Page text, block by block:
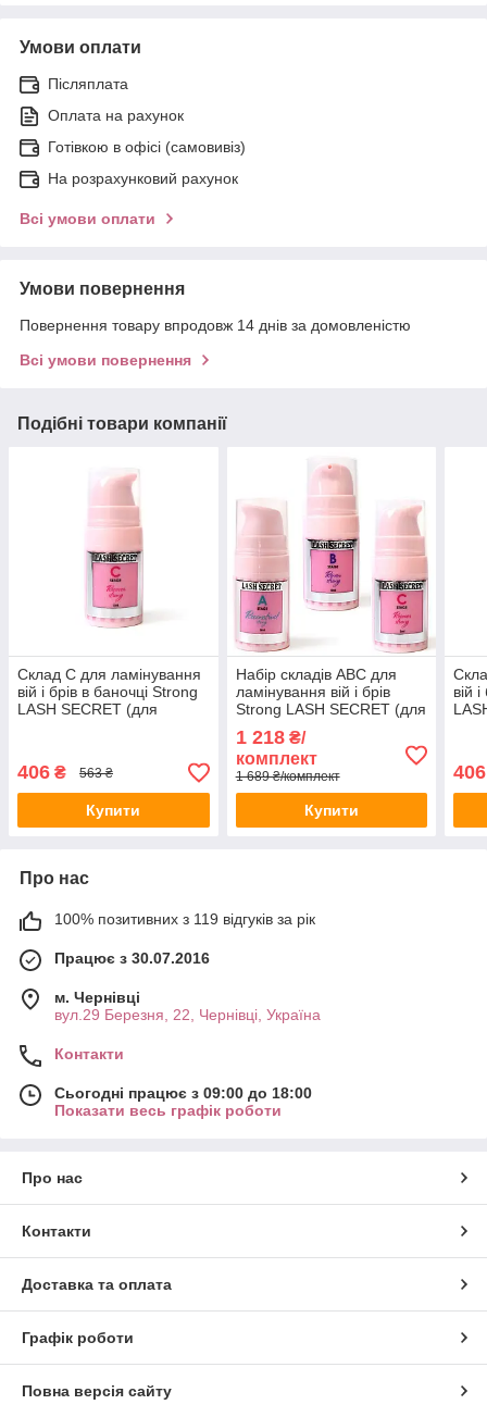
Умови оплати
Післяплата
Оплата на рахунок
Готівкою в офісі (самовивіз)
На розрахунковий рахунок
Всі умови оплати
Умови повернення
Повернення товару впродовж 14 днів за домовленістю
Всі умови повернення
Подібні товари компанії
Склад C для ламінування
вій і брів в баночці Strong
LASH SECRET (для
406 ₴ 563 ₴
Купити
Набір складів АВС для
ламінування вій і брів
Strong LASH SECRET (для
жорстких і щільних вій)
1 218₴/
комплект
1 689 ₴/комплект
Купити
вій
406
Про нас
100% позитивних з 119 відгуків за рік
Працює з 30.07.2016
м. Чернівці
вул.29 Березня, 22, Чернівці, Україна
Контакти
Сьогодні працює з 09:00 до 18:00
Показати весь графік роботи
Про нас
Контакти
Доставка та оплата
Графік роботи
Повна версія сайту